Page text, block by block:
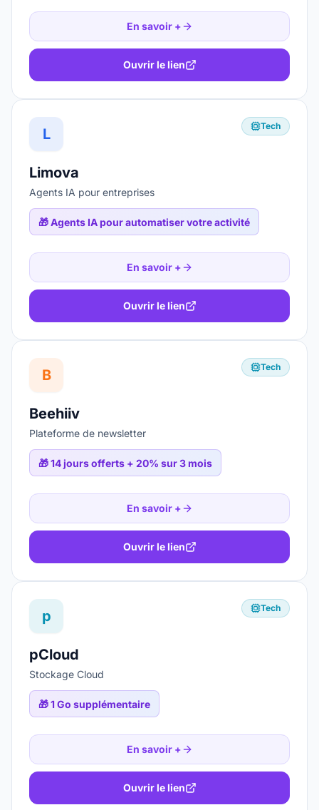
En savoir +
Ouvrir le lien
L Tech
Limova
Agents IA pour entreprises
🎁Agents IA pour automatiser votre activité
En savoir +
Ouvrir le lien
B Tech
Beehiiv
Plateforme de newsletter
🎁14 jours offerts + 20% sur 3 mois
En savoir +
Ouvrir le lien
p Tech
pCloud
Stockage Cloud
🎁1 Go supplémentaire
En savoir +
Ouvrir le lien